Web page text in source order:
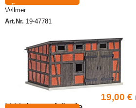
Vollmer
Art.Nr. 19-47781
19,00€